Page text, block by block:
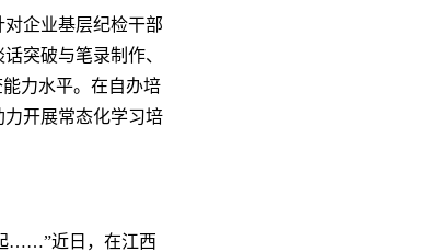
企业基层纪检干部
突破与笔录制作、
力水平。在自办培
开展常态化学习培
……”近日，在江西